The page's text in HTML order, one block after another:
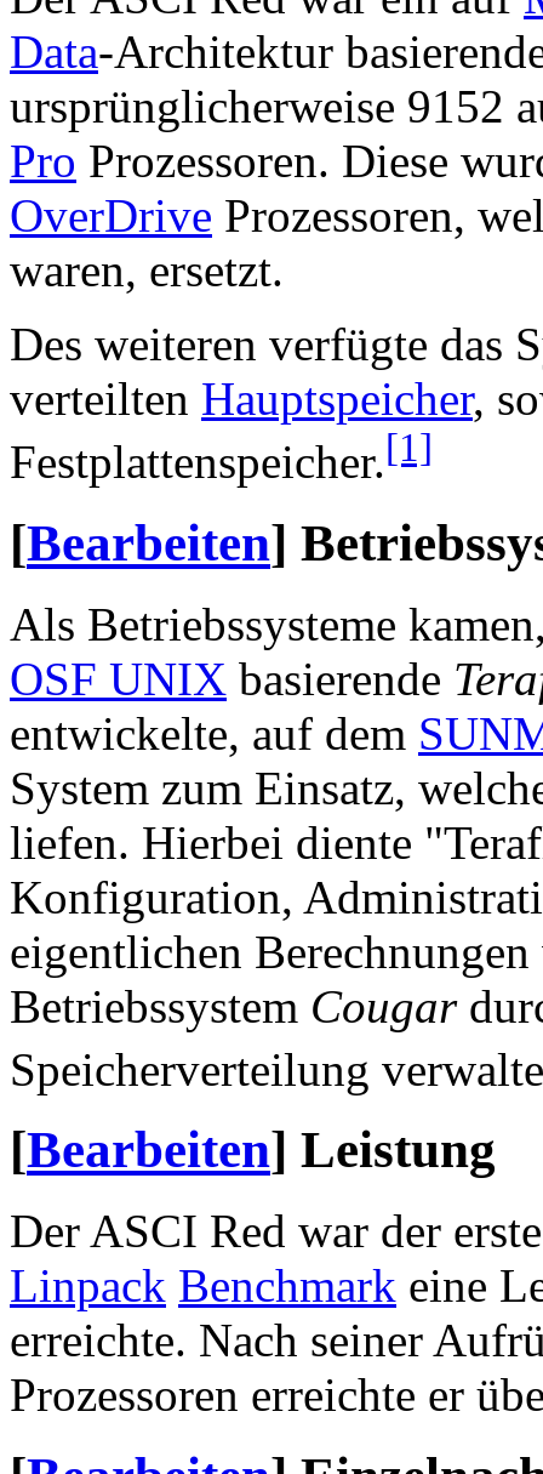
Data-Architektur
ursprünglicherweise 9152
Pro Prozessoren. Diese
OverDrive Prozessoren,
waren, ersetzt.
Des weiteren verfügte das
verteilten Hauptspeicher,
Festplattenspeicher.[1]
[Bearbeiten]
Als Betriebssysteme
OSF UNIX basierende
entwickelte, auf dem
System zum Einsatz,
liefen. Hierbei diente
Konfiguration,
eigentlichen
Betriebssystem Cougar
Speicherverteilung
[Bearbeiten] Leistung
Der ASCI Red war der
Linpack Benchmark eine
erreichte. Nach seiner
Prozessoren erreichte er